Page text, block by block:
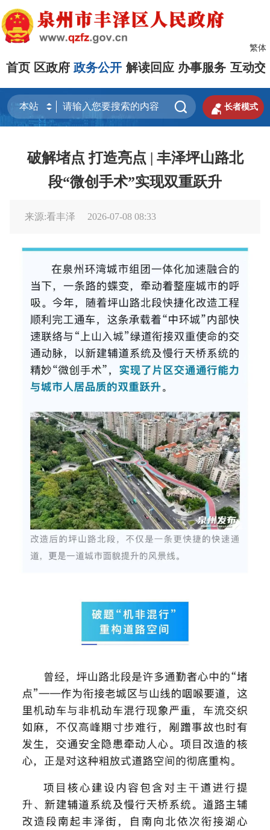
繁体
首页 区政府 政务公开 解读回应 办事服务 互动交
  长者模式
破解堵点 打造亮点 | 丰泽坪山路北
段“微创手术”实现双重跃升
来源:看丰泽 2026-07-08 08:33